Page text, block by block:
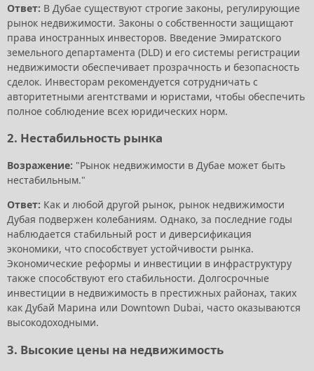
Ответ: В Дубае существуют строгие законы, регулирующие
рынок недвижимости. Законы о собственности защищают
права иностранных инвесторов. Введение Эмиратского
земельного департамента (DLD) и его системы регистрации
недвижимости обеспечивает прозрачность и безопасность
сделок. Инвесторам рекомендуется сотрудничать с
авторитетными агентствами и юристами, чтобы обеспечить
полное соблюдение всех юридических норм.
2. Нестабильность рынка
Возражение: "Рынок недвижимости в Дубае может быть
нестабильным."
Ответ: Как и любой другой рынок, рынок недвижимости
Дубая подвержен колебаниям. Однако, за последние годы
наблюдается стабильный рост и диверсификация
экономики, что способствует устойчивости рынка.
Экономические реформы и инвестиции в инфраструктуру
также способствуют его стабильности. Долгосрочные
инвестиции в недвижимость в престижных районах, таких
как Дубай Марина или Downtown Dubai, часто оказываются
высокодоходными.
3. Высокие цены на недвижимость